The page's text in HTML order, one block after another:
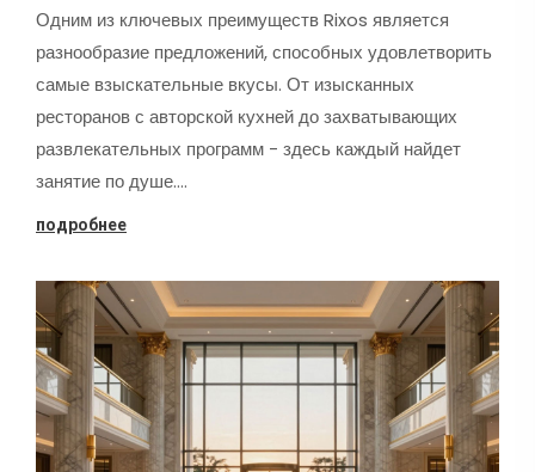
Одним из ключевых преимуществ Rixos является
разнообразие предложений, способных удовлетворить
самые взыскательные вкусы. От изысканных
ресторанов с авторской кухней до захватывающих
развлекательных программ - здесь каждый найдет
занятие по душе.…
подробнее